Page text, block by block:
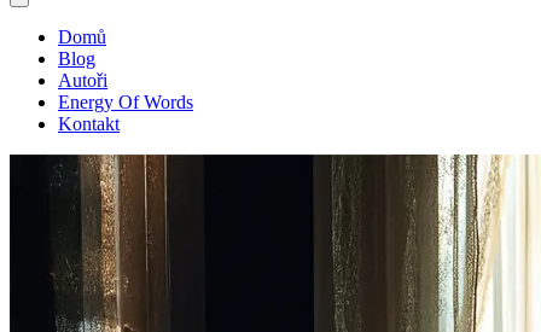
Domů
Blog
Autoři
Energy Of Words
Kontakt